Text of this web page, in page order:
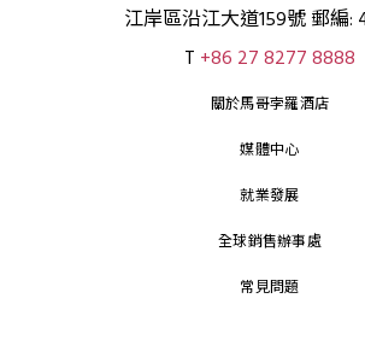
江岸區沿江大道159號 郵編:
T +86 27 8277 8888
關於馬哥孛羅酒店
媒體中心
就業發展
全球銷售辦事處
常見問題